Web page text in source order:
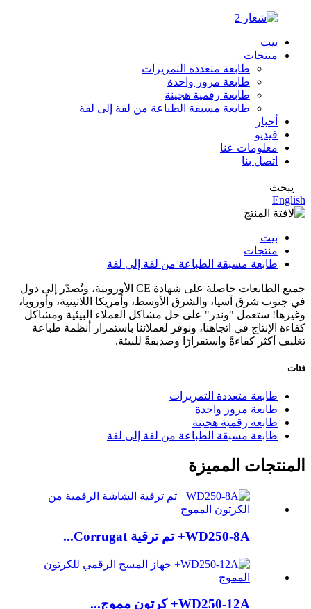
بيت
منتجات
طابعة متعددة التمريرات
طابعة مرور واحدة
طابعة رقمية هجينة
طابعة مسبقة الطباعة من لفة إلى لفة
أخبار
فيديو
معلومات عنا
اتصل بنا
يبحث
English
بيت
منتجات
طابعة مسبقة الطباعة من لفة إلى لفة
جميع الطابعات حاصلة على شهادة CE الأوروبية، وتُصدّر إلى دول
في جنوب شرق آسيا، والشرق الأوسط، وأمريكا اللاتينية، وأوروبا،
وغيرها! ستعمل "وندر" على حل مشاكل العملاء البيئية ومشاكل
كفاءة الإنتاج في اتجاهنا، ونوفر لعملائنا باستمرار أنظمة طباعة
تغليف أكثر كفاءةً واستقرارًا وصديقةً للبيئة.
فئات
طابعة متعددة التمريرات
طابعة مرور واحدة
طابعة رقمية هجينة
طابعة مسبقة الطباعة من لفة إلى لفة
المنتجات المميزة
WD250-8A+ تم ترقية Corrugat...
WD250-12A+ كرتون مموج...